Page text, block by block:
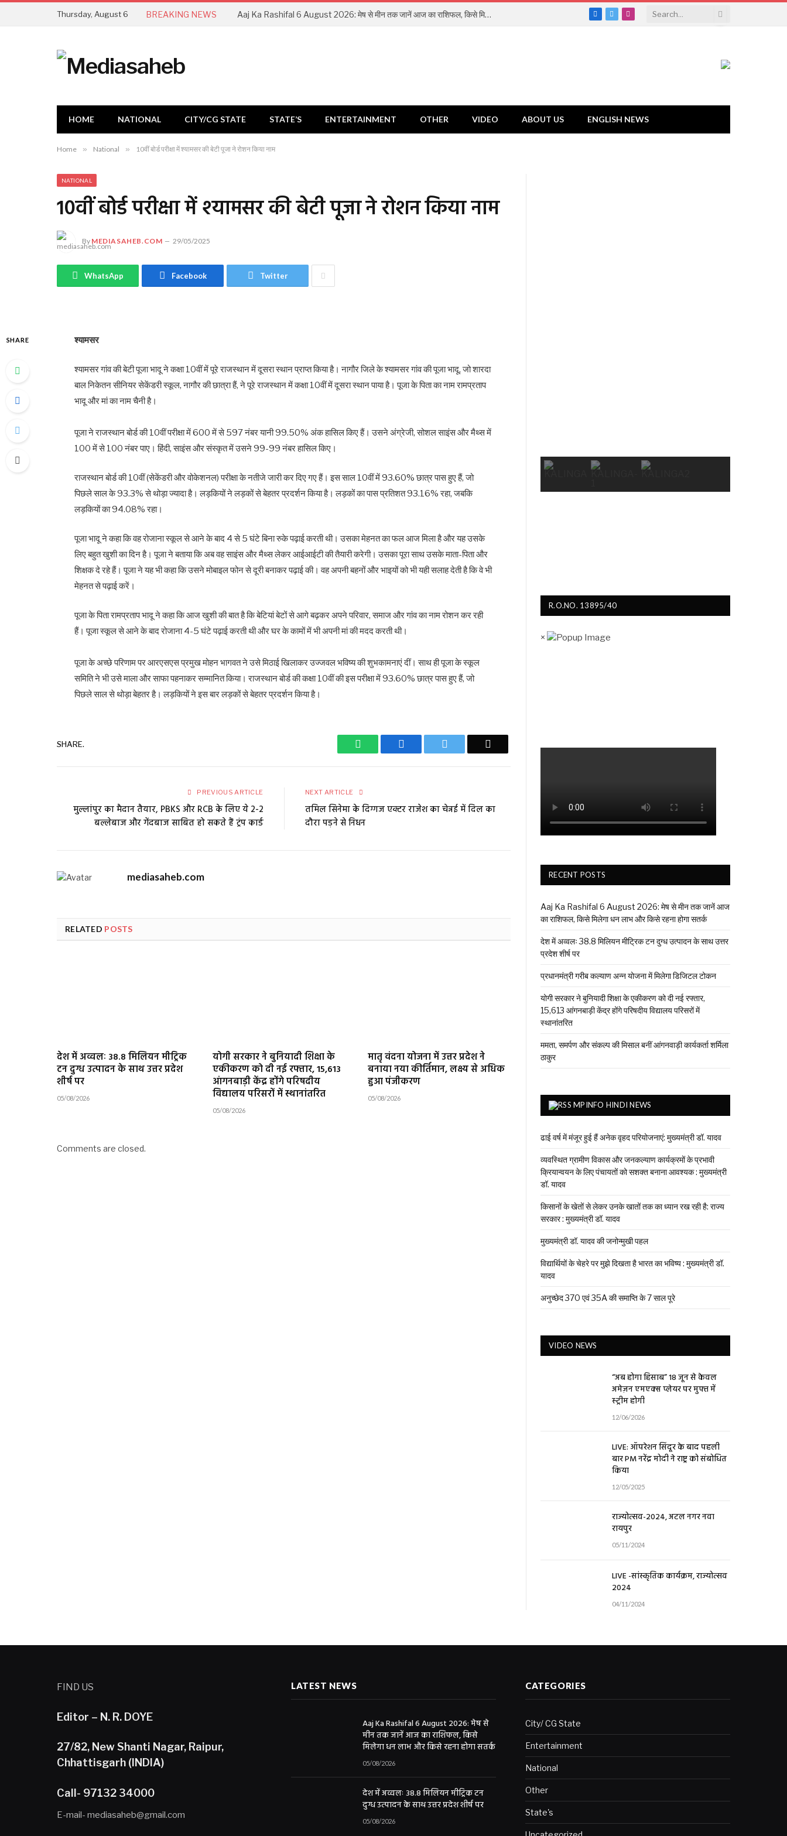
Thursday, August 6 BREAKING NEWS Aaj Ka Rashifal 6 August 2026: मेष से मीन तक जानें आज का राशिफल, किसे मिलेगा धन लाभ और किसे रहना होगा सतर्क
Facebook
TwitterInstagram
HOME NATIONAL CITY/CG STATE STATE’S ENTERTAINMENT OTHER VIDEO ABOUT US ENGLISH NEWS
Home » National » 10वीं बोर्ड परीक्षा में श्यामसर की बेटी पूजा ने रोशन किया नाम
NATIONAL
10वीं बोर्ड परीक्षा में श्यामसर की बेटी पूजा ने रोशन किया नाम
By MEDIASAHEB.COM 29/05/2025
WhatsApp Facebook Twitter
SHARE श्यामसर
श्यामसर गांव की बेटी पूजा भादू ने कक्षा 10वीं में पूरे राजस्थान में दूसरा स्थान प्राप्त किया है। नागौर जिले के श्यामसर गांव की पूजा भादू, जो शारदा
बाल निकेतन सीनियर सेकेंडरी स्कूल, नागौर की छात्रा हैं, ने पूरे राजस्थान में कक्षा 10वीं में दूसरा स्थान पाया है। पूजा के पिता का नाम रामप्रताप
भादू और मां का नाम चैनी है।
पूजा ने राजस्थान बोर्ड की 10वीं परीक्षा में 600 में से 597 नंबर यानी 99.50% अंक हासिल किए हैं। उसने अंग्रेजी, सोशल साइंस और मैथ्स में
100 में से 100 नंबर पाए। हिंदी, साइंस और संस्कृत में उसने 99-99 नंबर हासिल किए।
राजस्थान बोर्ड की 10वीं (सेकेंडरी और वोकेशनल) परीक्षा के नतीजे जारी कर दिए गए हैं। इस साल 10वीं में 93.60% छात्र पास हुए हैं, जो
पिछले साल के 93.3% से थोड़ा ज्यादा है। लड़कियों ने लड़कों से बेहतर प्रदर्शन किया है। लड़कों का पास प्रतिशत 93.16% रहा, जबकि
लड़कियों का 94.08% रहा।
पूजा भादू ने कहा कि वह रोजाना स्कूल से आने के बाद 4 से 5 घंटे बिना रुके पढ़ाई करती थी। उसका मेहनत का फल आज मिला है और यह उसके
लिए बहुत खुशी का दिन है। पूजा ने बताया कि अब वह साइंस और मैथ्स लेकर आईआईटी की तैयारी करेगी। उसका पूरा साथ उसके माता-पिता और
शिक्षक दे रहे हैं। पूजा ने यह भी कहा कि उसने मोबाइल फोन से दूरी बनाकर पढ़ाई की। वह अपनी बहनों और भाइयों को भी यही सलाह देती है कि वे भी
मेहनत से पढ़ाई करें।
पूजा के पिता रामप्रताप भादू ने कहा कि आज खुशी की बात है कि बेटियां बेटों से आगे बढ़कर अपने परिवार, समाज और गांव का नाम रोशन कर रही
हैं। पूजा स्कूल से आने के बाद रोजाना 4-5 घंटे पढ़ाई करती थी और घर के कामों में भी अपनी मां की मदद करती थी।
पूजा के अच्छे परिणाम पर आरएसएस प्रमुख मोहन भागवत ने उसे मिठाई खिलाकर उज्जवल भविष्य की शुभकामनाएं दीं। साथ ही पूजा के स्कूल
समिति ने भी उसे माला और साफा पहनाकर सम्मानित किया। राजस्थान बोर्ड की कक्षा 10वीं की इस परीक्षा में 93.60% छात्र पास हुए हैं, जो
पिछले साल से थोड़ा बेहतर है। लड़कियों ने इस बार लड़कों से बेहतर प्रदर्शन किया है।
SHARE. WhatsApp Facebook
PREVIOUS ARTICLE
मुल्लांपुर का मैदान तैयार, PBKS और RCB के लिए ये 2-2
बल्लेबाज और गेंदबाज साबित हो सकते हैं ट्रंप कार्ड
NEXT ARTICLE
तमिल सिनेमा के दिग्गज एक्टर राजेश का चेन्नई में दिल का
दौरा पड़ने से निधन
mediasaheb.com
RELATED POSTS
देश में अव्वलः 38.8 मिलियन मीट्रिक
टन दुग्ध उत्पादन के साथ उत्तर प्रदेश
शीर्ष पर
05/08/2026
योगी सरकार ने बुनियादी शिक्षा के
एकीकरण को दी नई रफ्तार, 15,613
आंगनबाड़ी केंद्र होंगे परिषदीय
विद्यालय परिसरों में स्थानांतरित
05/08/2026
मातृ वंदना योजना में उत्तर प्रदेश ने
बनाया नया कीर्तिमान, लक्ष्य से अधिक
हुआ पंजीकरण
05/08/2026
Comments are closed.
R.O.NO. 13895/40
×
RECENT POSTS
Aaj Ka Rashifal 6 August 2026: मेष से मीन तक जानें आज
का राशिफल, किसे मिलेगा धन लाभ और किसे रहना होगा सतर्क
देश में अव्वलः 38.8 मिलियन मीट्रिक टन दुग्ध उत्पादन के साथ उत्तर
प्रदेश शीर्ष पर
प्रधानमंत्री गरीब कल्याण अन्न योजना में मिलेगा डिजिटल टोकन
योगी सरकार ने बुनियादी शिक्षा के एकीकरण को दी नई रफ्तार,
15,613 आंगनबाड़ी केंद्र होंगे परिषदीय विद्यालय परिसरों में
स्थानांतरित
ममता, समर्पण और संकल्प की मिसाल बनीं आंगनवाड़ी कार्यकर्ता शर्मिला
ठाकुर
MPINFO HINDI NEWS
ढाई वर्ष में मंजूर हुई हैं अनेक वृहद परियोजनाएं: मुख्यमंत्री डॉ. यादव
व्यवस्थित ग्रामीण विकास और जनकल्याण कार्यक्रमों के प्रभावी
क्रियान्वयन के लिए पंचायतों को सशक्त बनाना आवश्यक : मुख्यमंत्री
डॉ. यादव
किसानों के खेतों से लेकर उनके खातों तक का ध्यान रख रही है: राज्य
सरकार : मुख्यमंत्री डॉ. यादव
मुख्यमंत्री डॉ. यादव की जनोन्मुखी पहल
विद्यार्थियों के चेहरे पर मुझे दिखता है भारत का भविष्य : मुख्यमंत्री डॉ.
यादव
अनुच्छेद 370 एवं 35A की समाप्ति के 7 साल पूरे
VIDEO NEWS
“अब होगा हिसाब” 18 जून से केवल
अमेज़न एमएक्स प्लेयर पर मुफ्त में
स्ट्रीम होगी
12/06/2026
LIVE: ऑपरेशन सिंदूर के बाद पहली
बार PM नरेंद्र मोदी ने राष्ट्र को संबोधित
किया
12/05/2025
राज्योत्सव-2024, अटल नगर नवा
रायपुर
05/11/2024
LIVE -सांस्कृतिक कार्यक्रम, राज्योत्सव
2024
04/11/2024
FIND US
Editor – N. R. DOYE
27/82, New Shanti Nagar, Raipur,
Chhattisgarh (INDIA)
Call- 97132 34000
E-mail- mediasaheb@gmail.com
LATEST NEWS
Aaj Ka Rashifal 6 August 2026: मेष से
मीन तक जानें आज का राशिफल, किसे
मिलेगा धन लाभ और किसे रहना होगा सतर्क
05/08/2026
देश में अव्वलः 38.8 मिलियन मीट्रिक टन
दुग्ध उत्पादन के साथ उत्तर प्रदेश शीर्ष पर
05/08/2026
CATEGORIES
City/ CG State
Entertainment
National
Other
State's